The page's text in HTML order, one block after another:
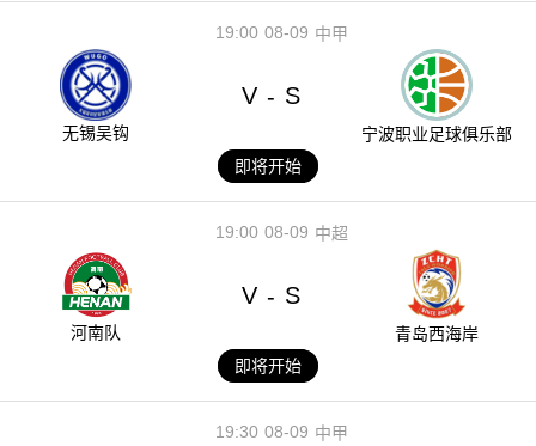
08-09
19:00 中甲
无锡吴钩
V - S
宁波职业足球俱乐部
即将开始
08-09
19:00 中超
河南队
V - S
青岛西海岸
即将开始
08-09
19:30 中甲